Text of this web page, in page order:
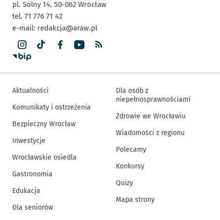
pl. Solny 14, 50-062 Wrocław
tel. 71 776 71 42
e-mail: redakcja@araw.pl
Aktualności
Komunikaty i ostrzeżenia
Bezpieczny Wrocław
Inwestycje
Wrocławskie osiedla
Gastronomia
Edukacja
Dla seniorów
Dla osób z
niepełnosprawnościami
Zdrowie we Wrocławiu
Wiadomości z regionu
Polecamy
Konkursy
Quizy
Mapa strony